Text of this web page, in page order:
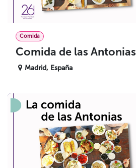
Comida
Comida de las Antonias
Madrid, España